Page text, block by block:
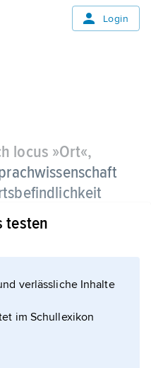
Login
locus »Ort«,
»zu Hause«)
testen
verlässliche Inhalte
im Schullexikon